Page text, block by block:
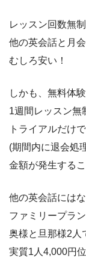
レッスン回数無制
他の英会話と月
むしろ安い！
しかも、無料体
1週間レッスン無
トライアルだけ
(期間内に退会処
金額が発生する
他の英会話にはな
ファミリープラン
奥様と旦那様2人
実質1人4,000円